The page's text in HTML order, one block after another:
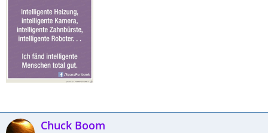
Chuck Boom